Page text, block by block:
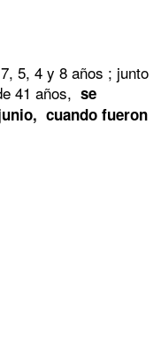
5, 4 y 8 años ; junto
41 años, se
cuando fueron